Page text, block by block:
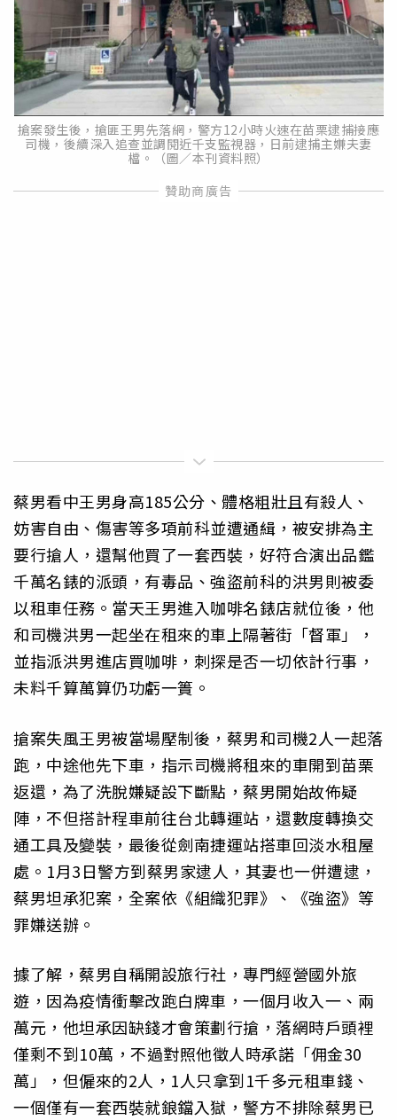
搶案發生後，搶匪王男先落網，警方12小時火速在苗栗逮捕接應
司機，後續深入追查並調閱近千支監視器，日前逮捕主嫌夫妻
檔。（圖／本刊資料照）
蔡男看中王男身高185公分、體格粗壯且有殺人、
妨害自由、傷害等多項前科並遭通緝，被安排為主
要行搶人，還幫他買了一套西裝，好符合演出品鑑
千萬名錶的派頭，有毒品、強盜前科的洪男則被委
以租車任務。當天王男進入咖啡名錶店就位後，他
和司機洪男一起坐在租來的車上隔著街「督軍」，
並指派洪男進店買咖啡，刺探是否一切依計行事，
未料千算萬算仍功虧一簣。
搶案失風王男被當場壓制後，蔡男和司機2人一起落
跑，中途他先下車，指示司機將租來的車開到苗栗
返還，為了洗脫嫌疑設下斷點，蔡男開始故佈疑
陣，不但搭計程車前往台北轉運站，還數度轉換交
通工具及變裝，最後從劍南捷運站搭車回淡水租屋
處。1月3日警方到蔡男家逮人，其妻也一併遭逮，
蔡男坦承犯案，全案依《組織犯罪》、《強盜》等
罪嫌送辦。
據了解，蔡男自稱開設旅行社，專門經營國外旅
遊，因為疫情衝擊改跑白牌車，一個月收入一、兩
萬元，他坦承因缺錢才會策劃行搶，落網時戶頭裡
僅剩不到10萬，不過對照他徵人時承諾「佣金30
萬」，但僱來的2人，1人只拿到1千多元租車錢、
一個僅有一套西裝就鋃鐺入獄，警方不排除蔡男已